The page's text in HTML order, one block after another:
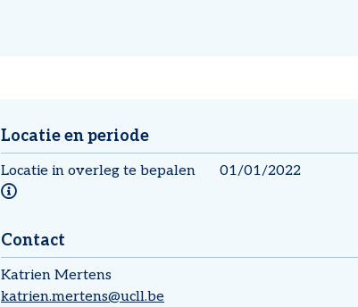
Locatie en periode
01/01/2022
Locatie in overleg te bepalen
Contact
Katrien Mertens
katrien.mertens@ucll.be